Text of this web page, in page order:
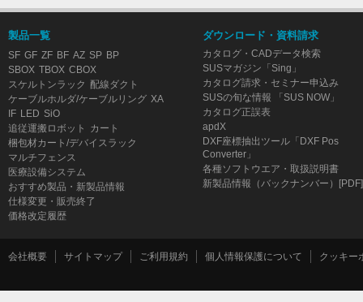
製品一覧
SF GF ZF BF AZ SP BP
SBOX TBOX CBOX
スケルトンラック 配線ダクト
ケーブルホルダ/ケーブルリング XA
IF LED SiO
追従運搬ロボット
カート
梱包材カート/デバイスラック
マルチフェンス
医療設備システム
おすすめ製品・新製品情報
仕様変更・販売終了
価格改定履歴
ダウンロード・資料請求
カタログ・CADデータ検索
SUSマガジン「Sing」
カタログ請求・セミナー申込み
SUSの旬な情報 「SUS NOW」
カタログ正誤表
apdX
DXF座標抽出ツール「DXF Pos
Converter」
各種ソフトウエア・取扱説明書
新製品情報（バックナンバー）[PDF]
会社概要 サイトマップ ご利用規約 個人情報保護について クッキー